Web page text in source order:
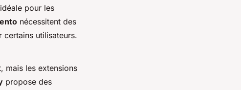
pour les
nécessitent des
certains utilisateurs.
mais les extensions
propose des